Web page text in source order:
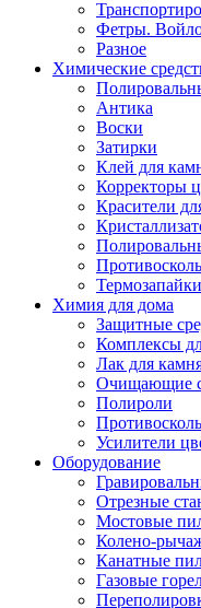
Фетры.
Разное
Химические
Антика
Воски
Затирки
Клей для
Корректоры
Красители
Термозапайки
Химия для дома
Защитные
Комплексы
Лак для
Очищающие
Полироли
Усилители
Оборудование
Отрезные
Мостовые
Колено-
Канатные
Газовые